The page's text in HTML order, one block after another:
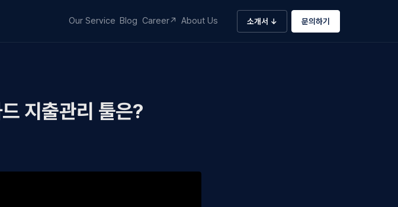
Our Service Blog Career↗ About Us 소개서 ↓ 문의하기
지출관리 툴은?